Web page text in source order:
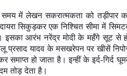
में लेखन सकरात्मकता को तड़ीपार
सिकुड़कर एक निश्चित सीमा में
इसका आरंभ नरेंद्र मोदी के महँगे सूट से
प्रसाद यादव के मसखरेपन पर खीसें
समाप्त हो जाता है। इन्हीं के इर्द-
तोड़ देता है।